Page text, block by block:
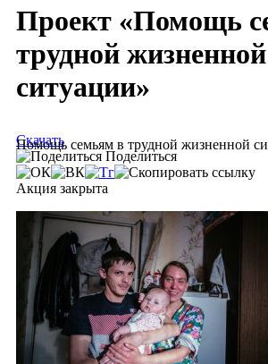
Проект «Помощь
трудной жизненной
ситуации»
Помощь семьям в трудной жизненной
Скачать
Поделиться
Акция закрыта